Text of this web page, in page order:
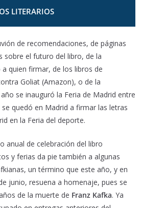
LITERARIOS
de recomendaciones, de páginas
sobre el futuro del libro, de la
quien firmar, de los libros de
Goliat (Amazon), o de la
se inauguró la Feria de Madrid entre
quedó en Madrid a firmar las letras
en la Feria del deporte.
anual de celebración del libro
y ferias da pie también a algunas
un término que este año, y en
junio, resuena a homenaje, pues se
de la muerte de Franz Kafka. Ya